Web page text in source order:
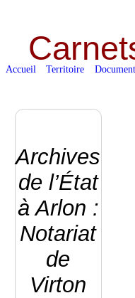
Accueil Territoire
Archives
de l’État
à Arlon :
Notariat
de
Virton